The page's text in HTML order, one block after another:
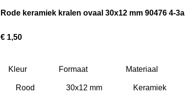
Rode keramiek kralen ovaal 30x12 mm 90476 4-3a
€ 1,50
Kleur Formaat Materiaal